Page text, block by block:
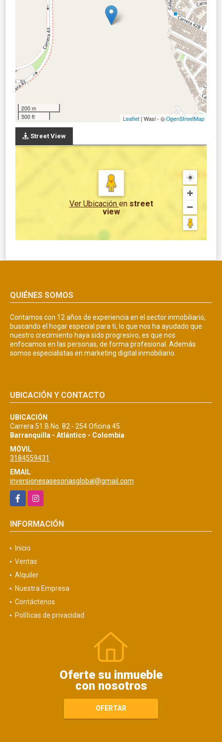
200 m
500 ft
Leaflet | Wasi - ©OpenStreetMap
Street View
Ver Ubicación en street
view
QUIÉNES SOMOS
Contamos con 12 años de experiencia en el sector inmobiliario,
buscando el hogar especial para ti, lo que nos ha ayudado que
nuestro crecimiento haya sido progresivo, es que nos
enfocamos en las personas, de forma profesional. Además
somos especialistas en marketing digital inmobiliario.
UBICACIÓN Y CONTACTO
UBICACIÓN
Carrera 51 B No. 82 - 254 Oficina 45
Barranquilla - Atlántico - Colombia
MÓVIL
3184559431
EMAIL
inversionesasesoriasglobal@gmail.com
FacebookInstagram
INFORMACIÓN
Inicio
Ventas
Alquiler
Nuestra Empresa
Contáctenos
Políticas de privacidad
Oferte su inmueble
con nosotros
OFERTAR